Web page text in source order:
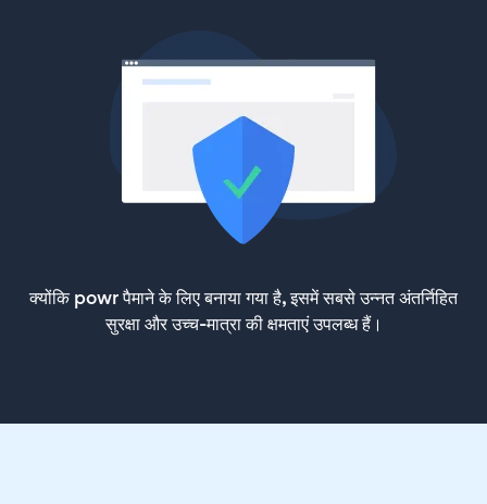
क्योंकि powr पैमाने के लिए बनाया गया है, इसमें सबसे उन्नत अंतर्निहित
सुरक्षा और उच्च-मात्रा की क्षमताएं उपलब्ध हैं।